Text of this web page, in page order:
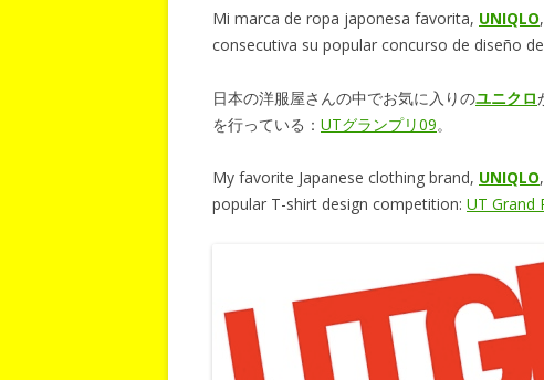
Mi marca de ropa japonesa favorita, UNIQLO
consecutiva su popular concurso de diseño
日本の洋服屋さんの中でお気に入りのユニクロ
を行っている： UTグランプリ09。
My favorite Japanese clothing brand, UNIQLO
popular T-shirt design competition: UT Grand